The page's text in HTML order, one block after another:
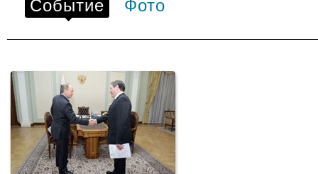
Событие Фото